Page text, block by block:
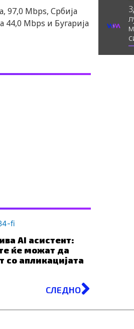
97,0 Mbps, Србија
44,0 Mbps и Бугарија
AI асистент:
ќе можат да
со апликацијата
СЛЕДНОNext